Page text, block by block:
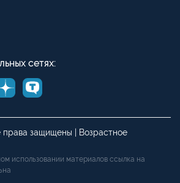
сетях:
защищены | Возрастное
использовании материалов ссылка на